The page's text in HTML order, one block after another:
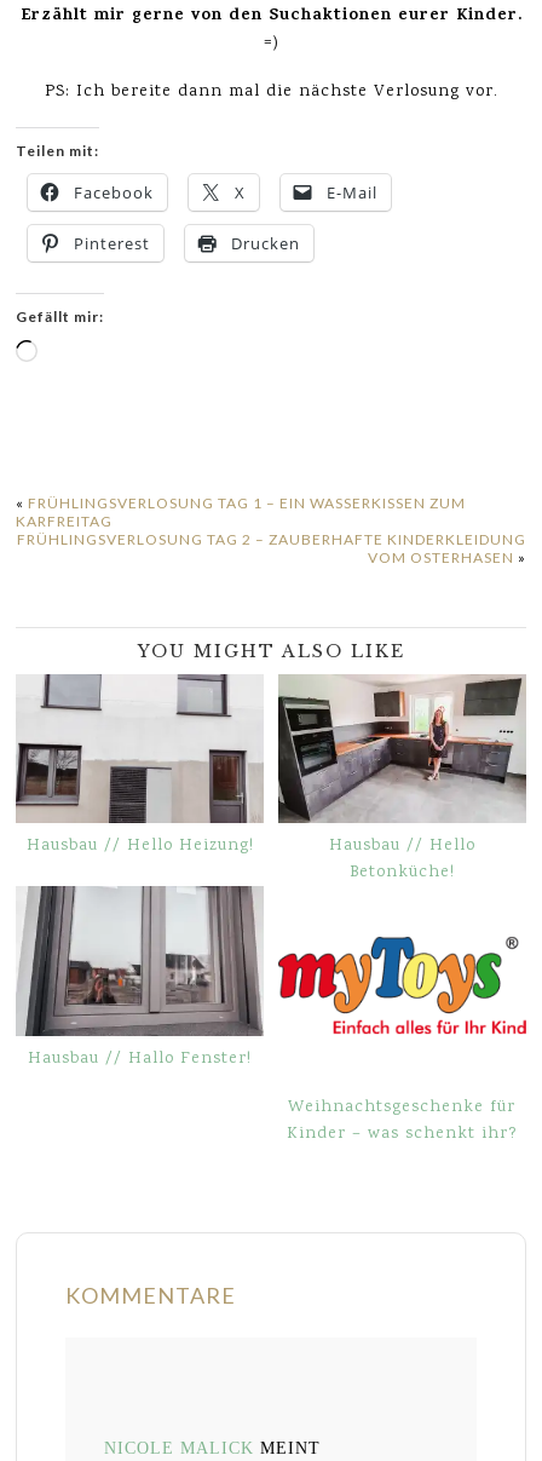
Erzählt mir gerne von den Suchaktionen eurer Kinder.
=)
PS: Ich bereite dann mal die nächste Verlosung vor.
Teilen mit:
Facebook X E-Mail
Pinterest Drucken
Gefällt mir:
Wird
« FRÜHLINGSVERLOSUNG TAG 1 – EIN WASSERKISSEN ZUM
KARFREITAG
FRÜHLINGSVERLOSUNG TAG 2 – ZAUBERHAFTE KINDERKLEIDUNG
VOM OSTERHASEN »
YOU MIGHT ALSO LIKE
Hausbau // Hello Heizung!
Hausbau // Hello
Betonküche!
Hausbau // Hallo Fenster!
Weihnachtsgeschenke für
Kinder – was schenkt ihr?
KOMMENTARE
NICOLE MALICK MEINT